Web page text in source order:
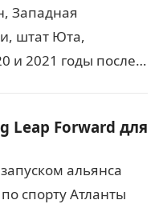
Западная
штат Юта,
и 2021 годы после
Leap Forward для
альянса
спорту Атланты